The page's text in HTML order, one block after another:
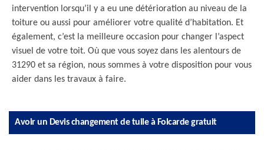
intervention lorsqu’il y a eu une détérioration au niveau de la
toiture ou aussi pour améliorer votre qualité d’habitation. Et
également, c’est la meilleure occasion pour changer l’aspect
visuel de votre toit. Où que vous soyez dans les alentours de
31290 et sa région, nous sommes à votre disposition pour vous
aider dans les travaux à faire.
Avoir un Devis changement de tuile à Folcarde gratuit